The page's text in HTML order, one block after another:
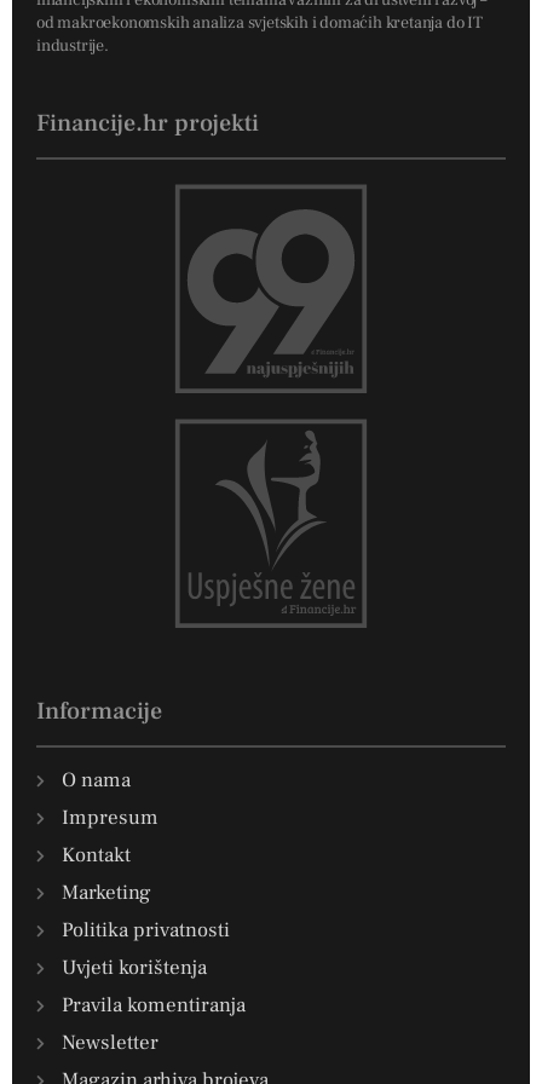
od makroekonomskih analiza svjetskih i domaćih kretanja do IT
industrije.
Financije.hr projekti
Informacije
O nama
Impresum
Kontakt
Marketing
Politika privatnosti
Uvjeti korištenja
Pravila komentiranja
Newsletter